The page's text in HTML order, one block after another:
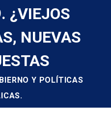
¿VIEJOS
NUEVAS
Y POLÍTICAS